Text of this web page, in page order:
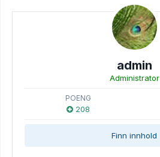
admin
Administrator
POENG
208
Finn innhold